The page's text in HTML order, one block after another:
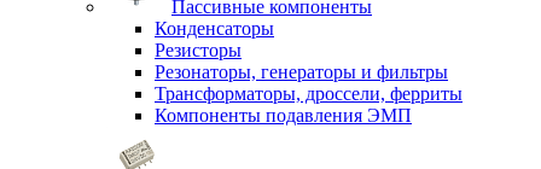
Пассивные компоненты
Конденсаторы
Резисторы
Резонаторы, генераторы и фильтры
Трансформаторы, дроссели, ферриты
Компоненты подавления ЭМП